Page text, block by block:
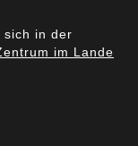
sich in der
im Lande